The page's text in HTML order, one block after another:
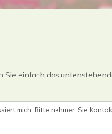
einfach das